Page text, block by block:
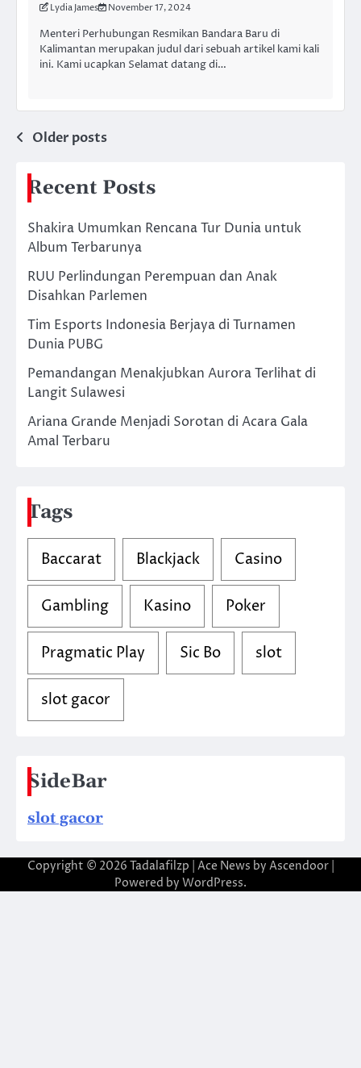
Lydia James November 17, 2024
Menteri Perhubungan Resmikan Bandara Baru di
Kalimantan merupakan judul dari sebuah artikel kami kali
ini. Kami ucapkan Selamat datang di…
Posts
navigation
Older posts
Recent Posts
Shakira Umumkan Rencana Tur Dunia untuk
Album Terbarunya
RUU Perlindungan Perempuan dan Anak
Disahkan Parlemen
Tim Esports Indonesia Berjaya di Turnamen
Dunia PUBG
Pemandangan Menakjubkan Aurora Terlihat di
Langit Sulawesi
Ariana Grande Menjadi Sorotan di Acara Gala
Amal Terbaru
Tags
Baccarat Blackjack Casino
Gambling Kasino Poker
Pragmatic Play Sic Bo slot
slot gacor
SideBar
slot gacor
Copyright © 2026 Tadalafilzp | Ace News by Ascendoor|
Powered by WordPress.